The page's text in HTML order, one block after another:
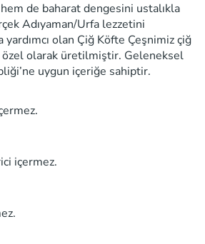
hem de baharat dengesini ustalıkla
Adıyaman/Urfa lezzetini
yardımcı olan Çiğ Köfte Çeşnimiz çiğ
olarak üretilmiştir. Geleneksel
uygun içeriğe sahiptir.
içermez.